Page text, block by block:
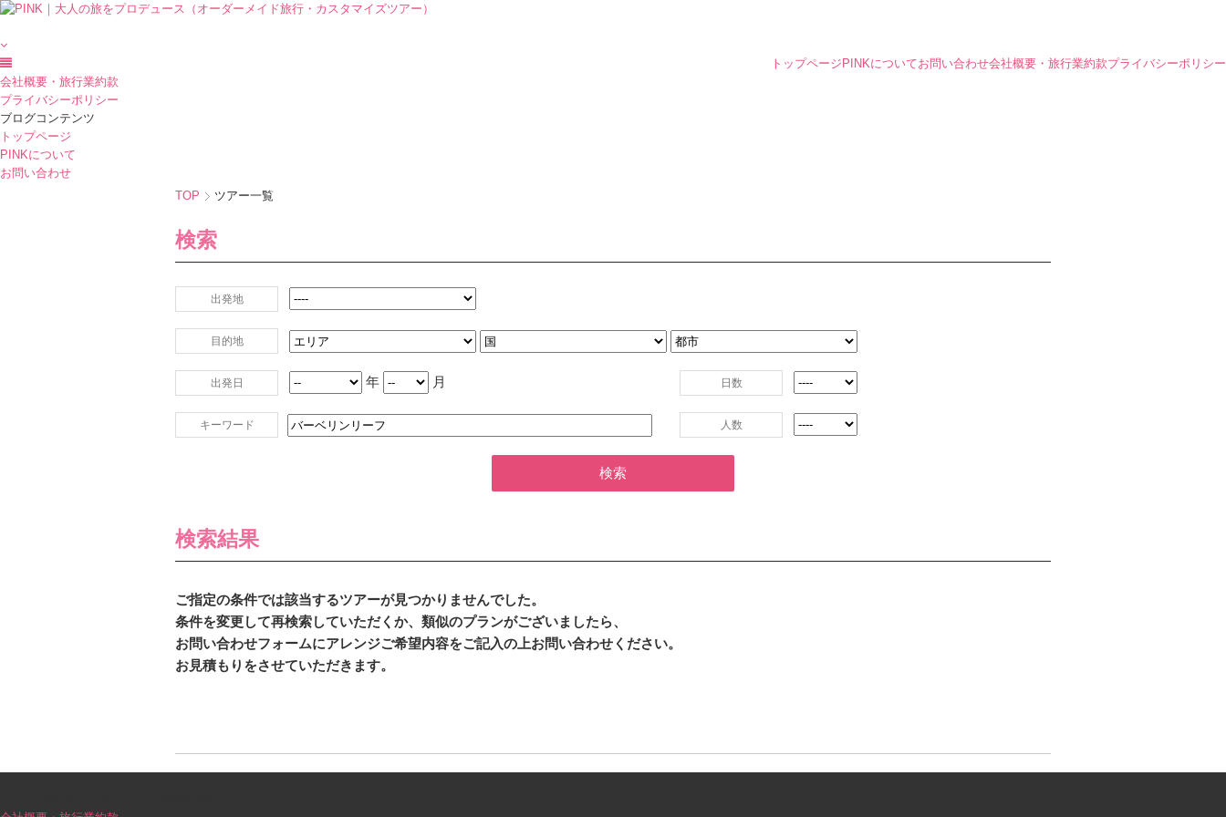
会社概要・旅行業約款プライバシーポリシー
トップページ PINKについてお問い合わせ
会社概要・旅行業約款
プライバシーポリシー
ブログコンテンツ
トップページ
PINKについて
お問い合わせ
TOP
ツアー一覧
検索
出発地
目的地
出発日 年 月 日数
キーワード 人数
検索
検索結果
ご指定の条件では該当するツアーが見つかりませんでした。
条件を変更して再検索していただくか、類似のプランがございましたら、
お問い合わせフォームにアレンジご希望内容をご記入の上お問い合わせください。
お見積もりをさせていただきます。